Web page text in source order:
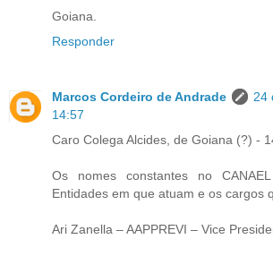
Goiana.
Responder
Marcos Cordeiro de Andrade
24
14:57
Caro Colega Alcides, de Goiana (?) -
Os nomes constantes no
Entidades em que atuam e os cargos
Ari Zanella – AAPPREVI – Vice